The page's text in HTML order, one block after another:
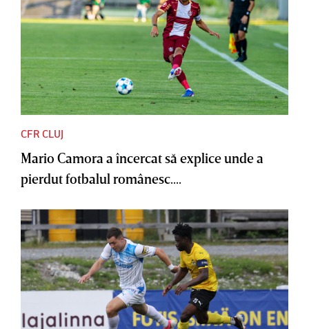
CFR CLUJ
Mario Camora a încercat să explice unde a
pierdut fotbalul românesc....